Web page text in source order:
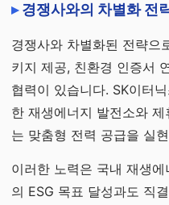
경쟁사와의 차별화 전
경쟁사와 차별화된 전략으
키지 제공, 친환경 인증서
협력이 있습니다. SK이터
한 재생에너지 발전소와
는 맞춤형 전력 공급을 실
이러한 노력은 국내 재생
의 ESG 목표 달성과도 직